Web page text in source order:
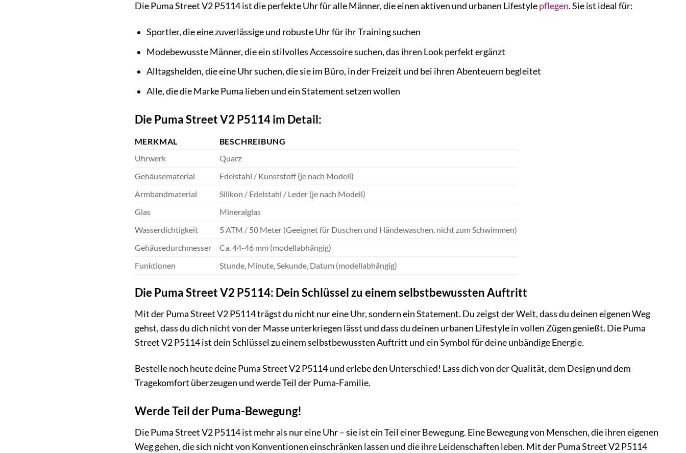
Die Puma Street V2 P5114 ist die perfekte Uhr für alle Männer, die einen aktiven und urbanen Lifestylepflegen. Sie ist ideal für:
Sportler, die eine zuverlässige und robuste Uhr für ihr Training suchen
Modebewusste Männer, die ein stilvolles Accessoire suchen, das ihren Look perfekt ergänzt
Alltagshelden, die eine Uhr suchen, die sie im Büro, in der Freizeit und bei ihren Abenteuern begleitet
Alle, die die Marke Puma lieben und ein Statement setzen wollen
Die Puma Street V2 P5114 im Detail:
MERKMAL
BESCHREIBUNG
Uhrwerk
Quarz
Gehäusematerial
Edelstahl / Kunststoff (je nach Modell)
Armbandmaterial
Silikon / Edelstahl / Leder (je nach Modell)
Glas
Mineralglas
Wasserdichtigkeit
5 ATM / 50 Meter (Geeignet für Duschen und Händewaschen, nicht zum Schwimmen)
Gehäusedurchmesser
Ca. 44-46 mm (modellabhängig)
Funktionen
Stunde, Minute, Sekunde, Datum (modellabhängig)
Die Puma Street V2 P5114: Dein Schlüssel zu einem selbstbewussten Auftritt
Mit der Puma Street V2 P5114 trägst du nicht nur eine Uhr, sondern ein Statement. Du zeigst der Welt, dass du deinen eigenen Weg
gehst, dass du dich nicht von der Masse unterkriegen lässt und dass du deinen urbanen Lifestyle in vollen Zügen genießt. Die Puma
Street V2 P5114 ist dein Schlüssel zu einem selbstbewussten Auftritt und ein Symbol für deine unbändige Energie.
Bestelle noch heute deine Puma Street V2 P5114 und erlebe den Unterschied! Lass dich von der Qualität, dem Design und dem
Tragekomfort überzeugen und werde Teil der Puma-Familie.
Werde Teil der Puma-Bewegung!
Die Puma Street V2 P5114 ist mehr als nur eine Uhr – sie ist ein Teil einer Bewegung. Eine Bewegung von Menschen, die ihren eigenen
Weg gehen, die sich nicht von Konventionen einschränken lassen und die ihre Leidenschaften leben. Mit der Puma Street V2 P5114